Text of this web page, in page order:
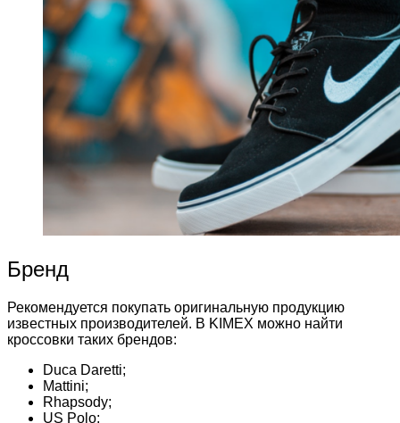
Бренд
Рекомендуется покупать оригинальную продукцию
известных производителей. В KIMEX можно найти
кроссовки таких брендов:
Duca Daretti;
Mattini;
Rhapsody;
US Polo;